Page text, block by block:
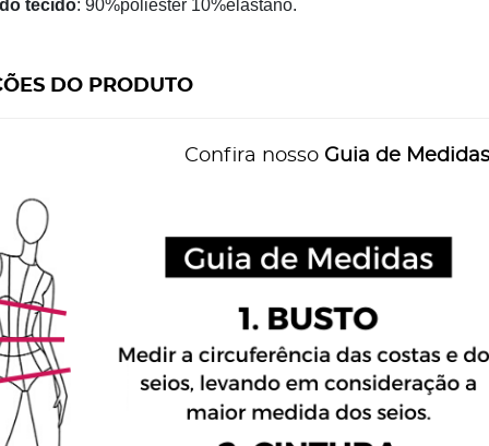
tecido: 90%poliéster 10%elastano.
DO PRODUTO
Confira nosso Guia de Medidas